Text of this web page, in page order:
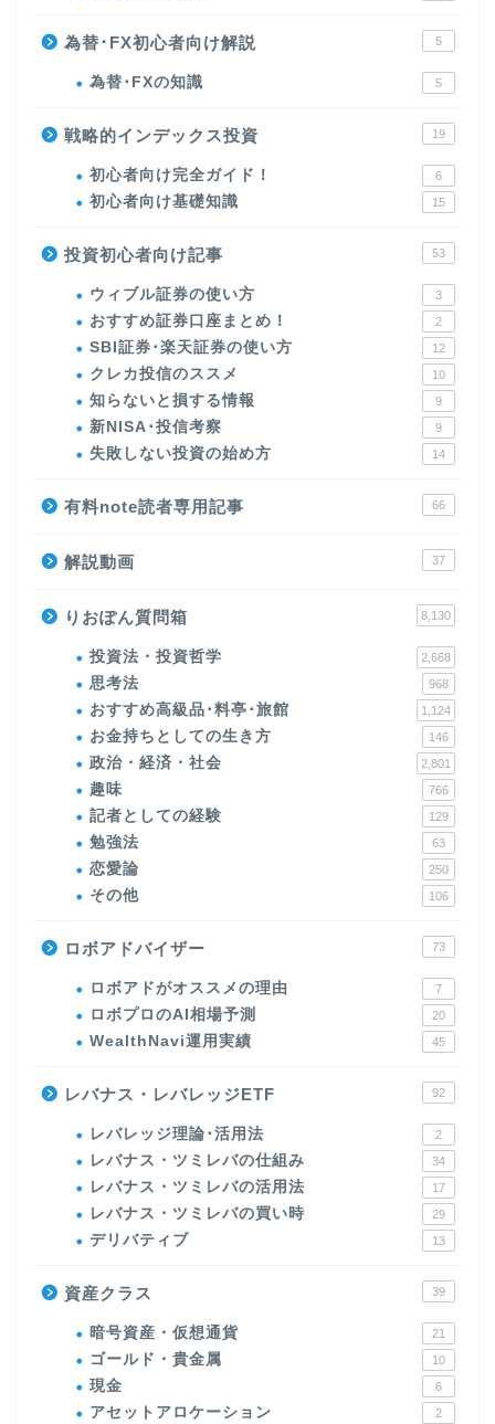
為替･FX初心者向け解説 5
為替･FXの知識 5
戦略的インデックス投資 19
初心者向け完全ガイド！ 6
初心者向け基礎知識 15
投資初心者向け記事 53
ウィブル証券の使い方 3
おすすめ証券口座まとめ！ 2
SBI証券･楽天証券の使い方 12
クレカ投信のススメ 10
知らないと損する情報 9
新NISA･投信考察 9
失敗しない投資の始め方 14
有料note読者専用記事 66
解説動画 37
りおぽん質問箱 8,130
投資法・投資哲学 2,668
思考法 968
おすすめ高級品･料亭･旅館 1,124
お金持ちとしての生き方 146
政治・経済・社会 2,801
趣味 766
記者としての経験 129
勉強法 63
恋愛論 250
その他 106
ロボアドバイザー 73
ロボアドがオススメの理由 7
ロボプロのAI相場予測 20
WealthNavi運用実績 45
レバナス・レバレッジETF 92
レバレッジ理論･活用法 2
レバナス・ツミレバの仕組み 34
レバナス・ツミレバの活用法 17
レバナス・ツミレバの買い時 29
デリバティブ 13
資産クラス 39
暗号資産・仮想通貨 21
ゴールド・貴金属 10
現金 6
アセットアロケーション 2